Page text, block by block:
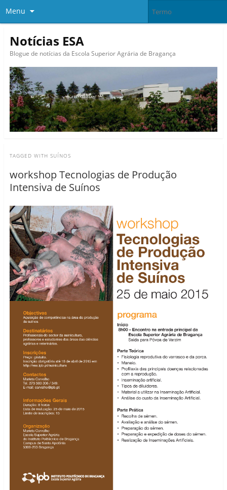
Menu
Notícias ESA
Blogue de notícias da Escola Superior Agrária de Bragança
TAGGED WITH SUÍNOS
workshop Tecnologias de Produção
Intensiva de Suínos